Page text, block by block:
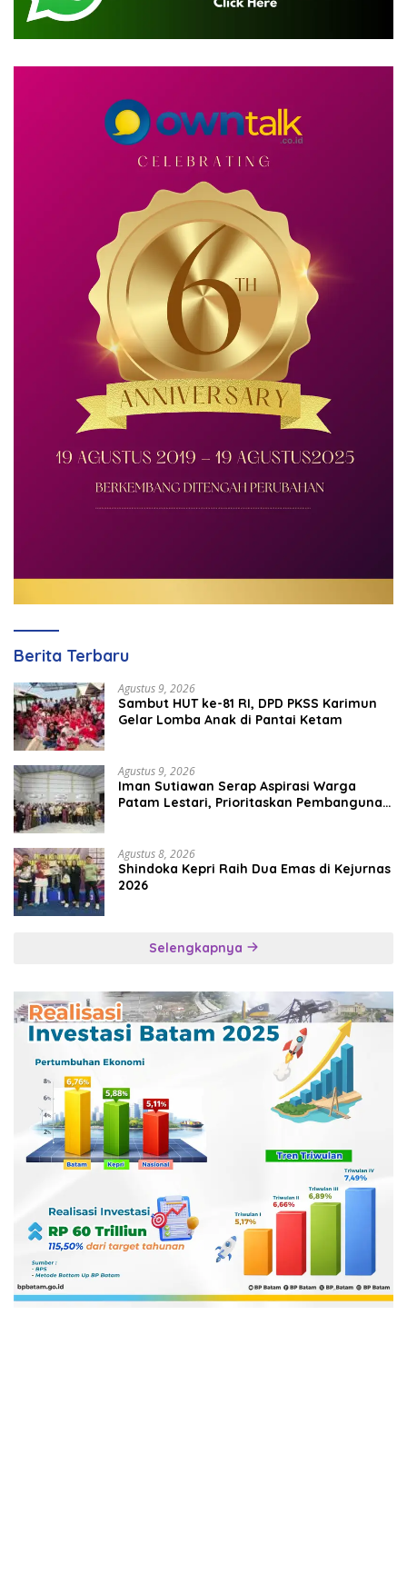
Berita Terbaru
Agustus 9, 2026
Sambut HUT ke-81 RI, DPD PKSS Karimun
Gelar Lomba Anak di Pantai Ketam
Agustus 9, 2026
Iman Sutiawan Serap Aspirasi Warga
Patam Lestari, Prioritaskan Pembangunan
Agustus 8, 2026
Shindoka Kepri Raih Dua Emas di Kejurnas
2026
Selengkapnya